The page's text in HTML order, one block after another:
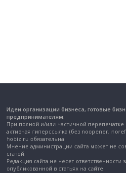
Идеи организации бизнеса, готовые
предпринимателям.
При полной и/или частичной перепечатке
активная гиперссылка (без noopener,
hobiz.ru обязательна.
Мнение администрации сайта может не
статей.
Редакция сайта не несет
опубликованной в статьях на сайте.